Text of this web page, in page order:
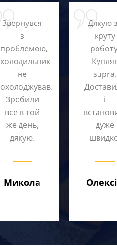
Звернувся
з
проблемою,
холодильник
не
охолоджував.
Зробили
все в той
же день,
дякую.
Микола
Дякую
круту
supra.
і
дуже